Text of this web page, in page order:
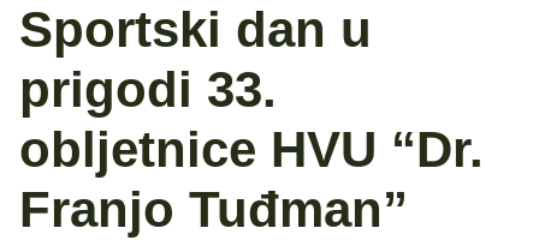
Sportski dan u
prigodi 33.
obljetnice HVU “Dr.
Franjo Tuđman”